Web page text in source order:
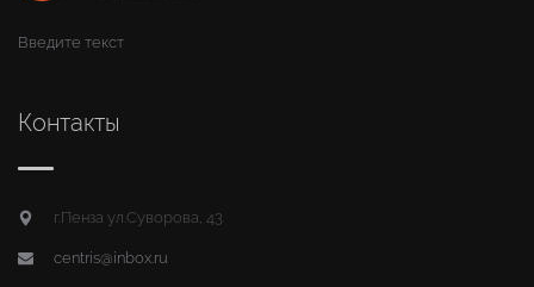
Введите текст
Контакты
г.Пенза ул.Суворова, 43
centris@inbox.ru